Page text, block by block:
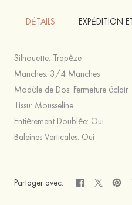
DÉTAILS EXPÉDITION
Silhouette: Trapèze
Manches: 3/4 Manches
Modèle de Dos: Fermeture éclair
Tissu: Mousseline
Entièrement Doublée: Oui
Baleines Verticales: Oui
Partager avec: